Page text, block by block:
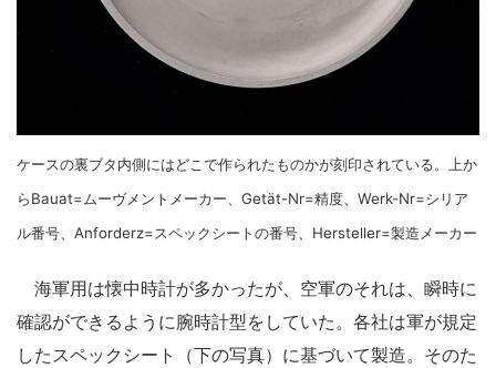
ケースの裏ブタ内側にはどこで作られたものかが刻印されている。上か
らBauat=ムーヴメントメーカー、Getät-Nr=精度、Werk-Nr=シリア
ル番号、Anforderz=スペックシートの番号、Hersteller=製造メーカー
海軍用は懐中時計が多かったが、空軍のそれは、瞬時に
確認ができるように腕時計型をしていた。各社は軍が規定
したスペックシート（下の写真）に基づいて製造。そのた